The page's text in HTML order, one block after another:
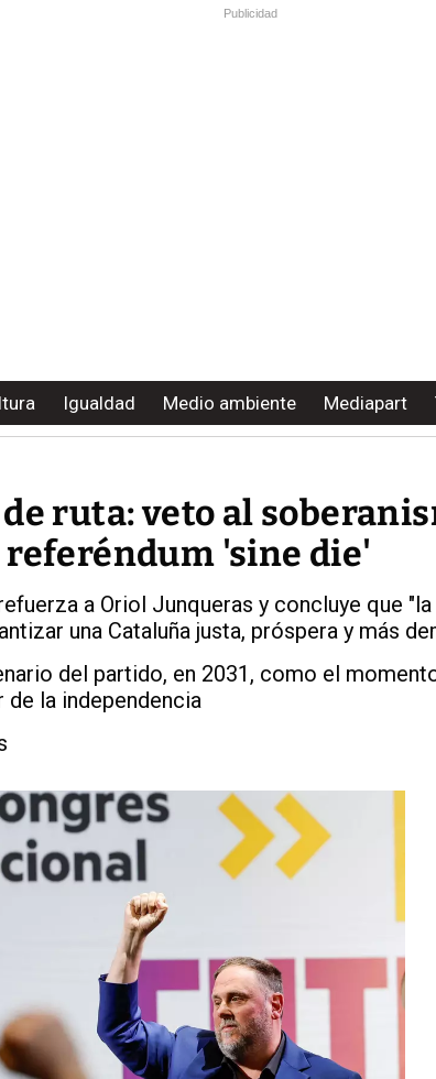
Publicidad
Igualdad Medio ambiente Mediapart
de ruta: veto al
'sine die'
a Oriol Junqueras y concluye que
una Cataluña justa, próspera y más
del partido, en 2031, como el
la independencia